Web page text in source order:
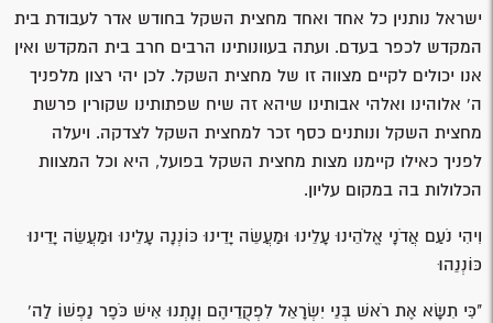
ישראל נותנין כל אחד ואחד מחצית השקל בחודש אדר לעבודת בית
המקדש לכפר בעדם. ועתה בעוונותינו הרבים חרב בית המקדש ואין
אנו יכולים לקיים מצווה זו של מחצית השקל. לכן יהי רצון מלפניך
ה' אלוהינו ואלהי אבותינו שיהא זה שיח שפתותינו שקורין פרשת
מחצית השקל ונותנים כסף זכר למחצית השקל לצדקה. ויעלה
לפניך כאילו קיימנו מצות מחצית השקל בפועל, היא וכל המצוות
הכלולות בה במקום עליון.
וִיהִי נֹעַם אֲדֹנָי אֱלֹהֵינוּ עָלֵינוּ וּמַעֲשֵׂה יָדֵינוּ כּוֹנְנָה עָלֵינוּ וּמַעֲשֵׂה יָדֵינוּ
כּוֹנְנֵהוּ
"כִּי תִשָּׂא אֶת רֹאשׁ בְּנֵי יִשְׂרָאֵל לִפְקֻדֵיהֶם וְנָתְנוּ אִישׁ כֹּפֶר נַפְשׁוֹ לַה'